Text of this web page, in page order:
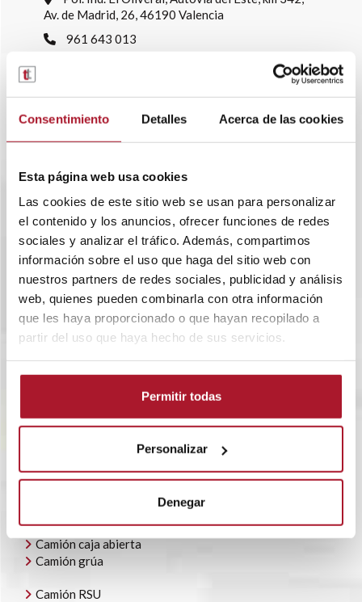
Consentimiento Detalles Acerca de las cookies
Esta página web usa cookies
Las cookies de este sitio web se usan para personalizar
el contenido y los anuncios, ofrecer funciones de redes
sociales y analizar el tráfico. Además, compartimos
información sobre el uso que haga del sitio web con
nuestros partners de redes sociales, publicidad y análisis
web, quienes pueden combinarla con otra información
que les haya proporcionado o que hayan recopilado a
partir del uso que haya hecho de sus servicios.
Permitir todas
Personalizar
Denegar
Av. de Madrid, 26, 46190 Valencia
961 643 013
Ver delegaciones
Trabaja con nosotros
SOBRE TRANSTEL
RENTING FLEXIBLE
CONTACTO
OFERTAS DE EMPLEO
Todoterrenos y furgonetas
Camión caja cerrada
Camión caja abierta
Camión grúa
Camión RSU